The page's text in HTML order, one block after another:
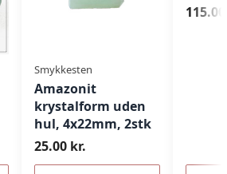
Smykkesten
Amazonit
krystalform uden
hul, 4x22mm, 2stk
25.00 kr.